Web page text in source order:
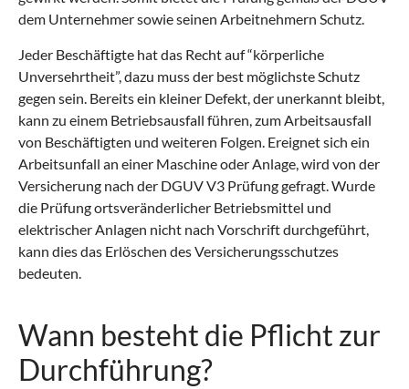
dem Unternehmer sowie seinen Arbeitnehmern Schutz.
Jeder Beschäftigte hat das Recht auf “körperliche
Unversehrtheit”, dazu muss der best möglichste Schutz
gegen sein. Bereits ein kleiner Defekt, der unerkannt bleibt,
kann zu einem Betriebsausfall führen, zum Arbeitsausfall
von Beschäftigten und weiteren Folgen. Ereignet sich ein
Arbeitsunfall an einer Maschine oder Anlage, wird von der
Versicherung nach der DGUV V3 Prüfung gefragt. Wurde
die Prüfung ortsveränderlicher Betriebsmittel und
elektrischer Anlagen nicht nach Vorschrift durchgeführt,
kann dies das Erlöschen des Versicherungsschutzes
bedeuten.
Wann besteht die Pflicht zur
Durchführung?